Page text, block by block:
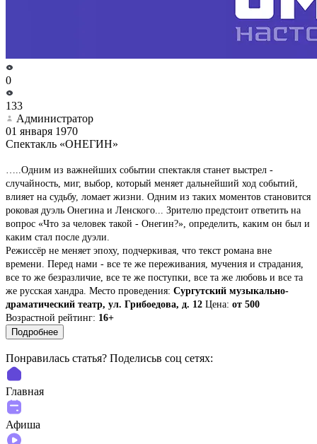
0
133
Администратор
01 января 1970
Спектакль «ОНЕГИН»
…..Одним из важнейших событии спектакля станет выстрел -
случайность, миг, выбор, который меняет дальнейший ход событий,
влияет на судьбу, ломает жизни. Одним из таких моментов становится
роковая дуэль Онегина и Ленского... Зрителю предстоит ответить на
вопрос «Что за человек такой - Онегин?», определить, каким он был и
каким стал после дуэли.
Режиссёр не меняет эпоху, подчеркивая, что текст романа вне
времени. Перед нами - все те же переживания, мучения и страдания,
все то же безразличие, все те же поступки, все та же любовь и все та
же русская хандра. Место проведения: Сургутский музыкально-
драматический театр, ул. Грибоедова, д. 12 Цена: от 500
Возрастной рейтинг: 16+
Подробнее
Понравилась статья? Поделиcьв соц сетях:
Главная
Афиша